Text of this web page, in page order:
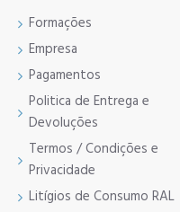
Formações
Empresa
Pagamentos
Politica de Entrega e
Devoluções
Termos / Condições e
Privacidade
Litígios de Consumo RAL